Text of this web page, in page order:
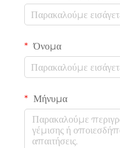
Όνομα
Μήνυμα